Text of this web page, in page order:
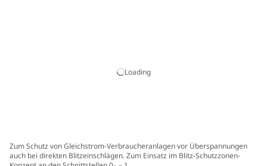
Loading
Zum Schutz von Gleichstrom-Verbraucheranlagen vor Überspannungen
auch bei direkten Blitzeinschlägen. Zum Einsatz im Blitz-Schutzzonen-
Modulverriegelungssystem mit